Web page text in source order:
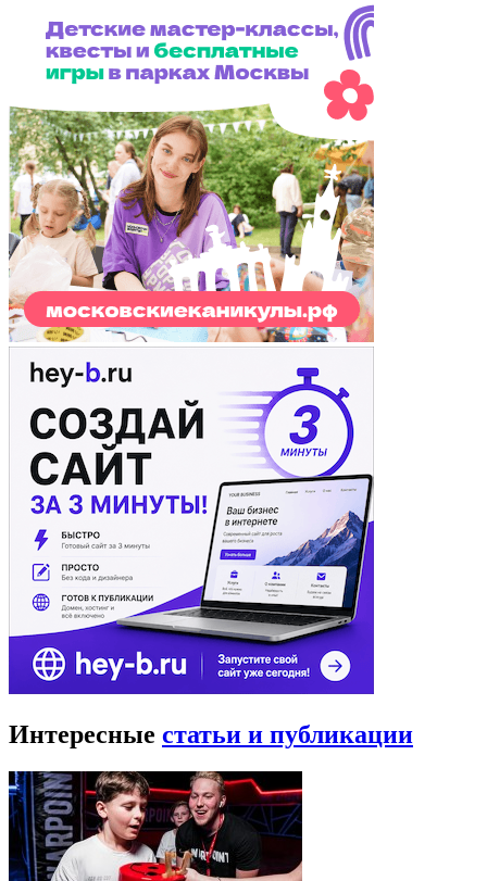
Интересные статьи и публикации